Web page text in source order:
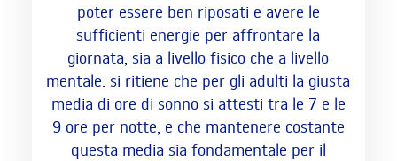
poter essere ben riposati e avere le
sufficienti energie per affrontare la
giornata, sia a livello fisico che a livello
mentale: si ritiene che per gli adulti la giusta
media di ore di sonno si attesti tra le 7 e le
9 ore per notte, e che mantenere costante
questa media sia fondamentale per il